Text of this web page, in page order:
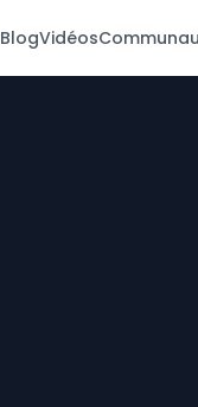
BlogVidéos